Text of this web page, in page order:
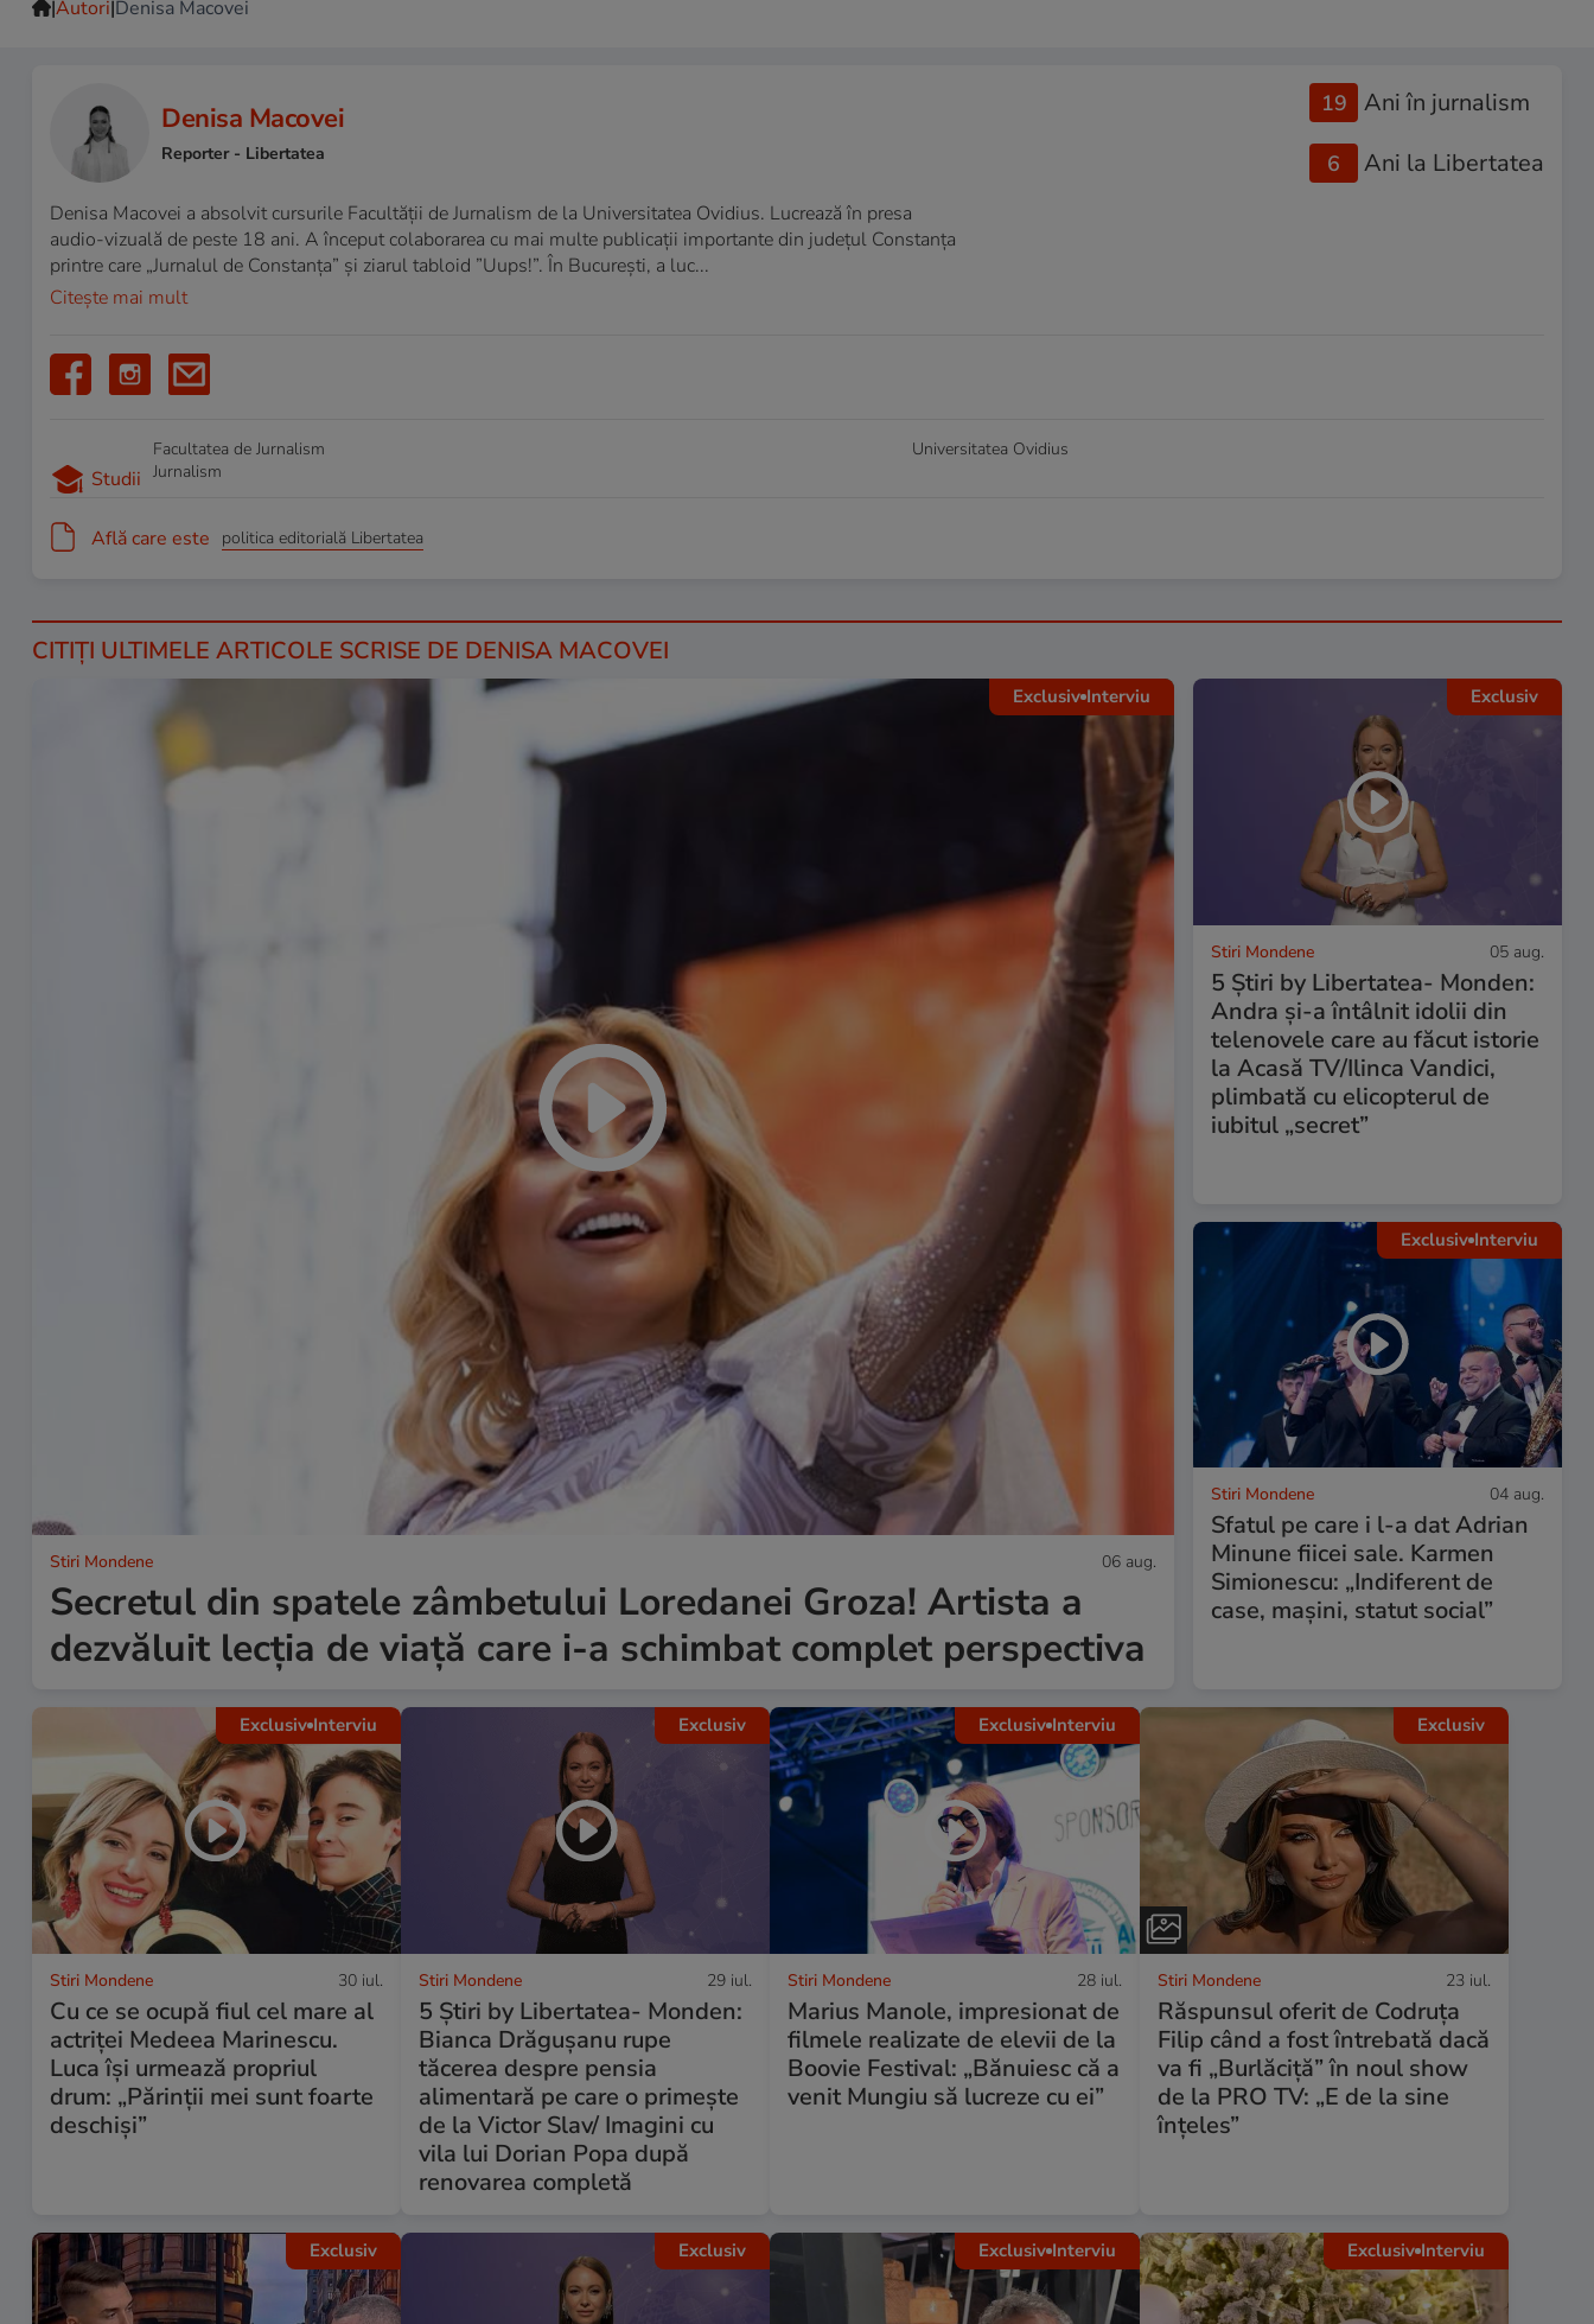
|Autori|Denisa Macovei
Denisa Macovei
Reporter - Libertatea
19 Ani în jurnalism
6 Ani la Libertatea
Denisa Macovei a absolvit cursurile Facultății de Jurnalism de la Universitatea Ovidius. Lucrează în presa
audio-vizuală de peste 18 ani. A început colaborarea cu mai multe publicații importante din județul Constanța
printre care „Jurnalul de Constanța” și ziarul tabloid ”Uups!”. În București, a luc...
Citește mai mult
Studii
Facultatea de Jurnalism
Jurnalism
Universitatea Ovidius
Află care este politica editorială Libertatea
CITIȚI ULTIMELE ARTICOLE SCRISE DE DENISA MACOVEI
Exclusiv Interviu
Stiri Mondene 06 aug.
Secretul din spatele zâmbetului Loredanei Groza! Artista a
dezvăluit lecția de viață care i-a schimbat complet perspectiva
Exclusiv
Stiri Mondene 05 aug.
5 Știri by Libertatea- Monden:
Andra și-a întâlnit idolii din
telenovele care au făcut istorie
la Acasă TV/Ilinca Vandici,
plimbată cu elicopterul de
iubitul „secret”
Exclusiv Interviu
Stiri Mondene 04 aug.
Sfatul pe care i l-a dat Adrian
Minune fiicei sale. Karmen
Simionescu: „Indiferent de
case, mașini, statut social”
Exclusiv Interviu
Stiri Mondene 30 iul.
Cu ce se ocupă fiul cel mare al
actriței Medeea Marinescu.
Luca își urmează propriul
drum: „Părinții mei sunt foarte
deschiși”
Exclusiv
Stiri Mondene 29 iul.
5 Știri by Libertatea- Monden:
Bianca Drăgușanu rupe
tăcerea despre pensia
alimentară pe care o primește
de la Victor Slav/ Imagini cu
vila lui Dorian Popa după
renovarea completă
Exclusiv Interviu
Stiri Mondene 28 iul.
Marius Manole, impresionat de
filmele realizate de elevii de la
Boovie Festival: „Bănuiesc că a
venit Mungiu să lucreze cu ei”
Exclusiv
Stiri Mondene 23 iul.
Răspunsul oferit de Codruța
Filip când a fost întrebată dacă
va fi „Burlăciță” în noul show
de la PRO TV: „E de la sine
înțeles”
Exclusiv Exclusiv Exclusiv Interviu Exclusiv Interviu